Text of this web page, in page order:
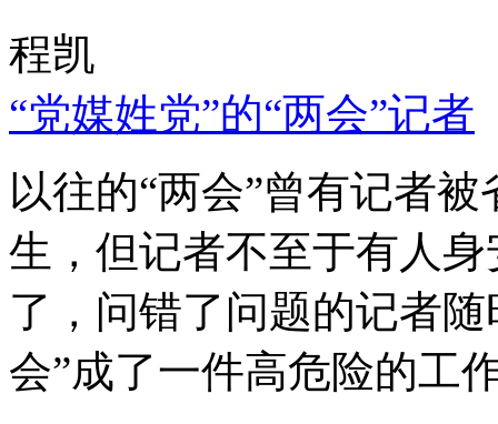
程凯
“党媒姓党”的“两会”记者
以往的“两会”曾有记者
生，但记者不至于有人
了，问错了问题的记者
会”成了一件高危险的工